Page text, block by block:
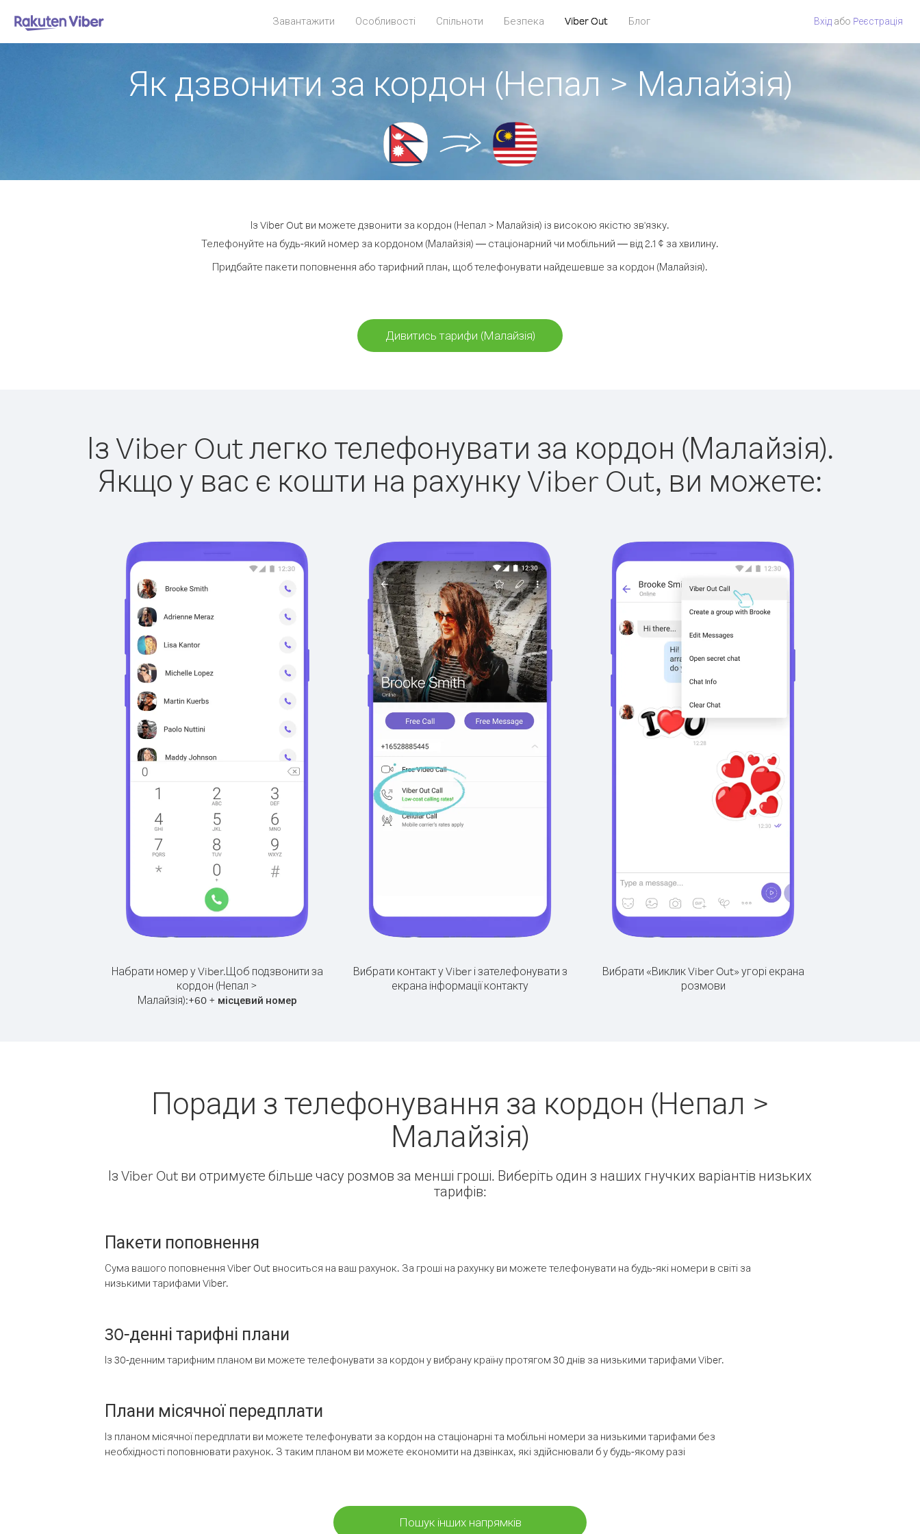
Завантажити Особливості Спільноти Безпека Viber Out Блог Вхід або Pеєстрація
Як дзвонити за кордон (Непал > Малайзія)
Із Viber Out ви можете дзвонити за кордон (Непал > Малайзія) із високою якістю зв'язку.
Телефонуйте на будь-який номер за кордоном (Малайзія) — стаціонарний чи мобільний — від 2.1 ¢ за хвилину.
Придбайте пакети поповнення або тарифний план, щоб телефонувати найдешевше за кордон (Малайзія).
Дивитись тарифи (Малайзія)
Із Viber Out легко телефонувати за кордон (Малайзія).
Якщо у вас є кошти на рахунку Viber Out, ви можете:
Набрати номер у Viber.Щоб подзвонити за
кордон (Непал >
Малайзія):+60+ місцевий номер
Вибрати контакт у Viber і зателефонувати з
екрана інформації контакту
Вибрати «Виклик Viber Out» угорі екрана
розмови
Поради з телефонування за кордон (Непал >
Малайзія)
Із Viber Out ви отримуєте більше часу розмов за менші гроші. Виберіть один з наших гнучких варіантів низьких
тарифів:
Пакети поповнення
Сума вашого поповнення Viber Out вноситься на ваш рахунок. За гроші на рахунку ви можете телефонувати на будь-які номери в світі за
низькими тарифами Viber.
30-денні тарифні плани
Із 30-денним тарифним планом ви можете телефонувати за кордон у вибрану країну протягом 30 днів за низькими тарифами Viber.
Плани місячної передплати
Із планом місячної передплати ви можете телефонувати за кордон на стаціонарні та мобільні номери за низькими тарифами без
необхідності поповнювати рахунок. З таким планом ви можете економити на дзвінках, які здійснювали б у будь-якому разі
Пошук інших напрямків